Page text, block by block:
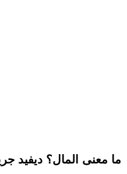
ما معنى المال؟ ديفيد